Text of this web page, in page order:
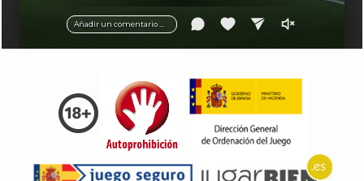
Añadir un comentario ...